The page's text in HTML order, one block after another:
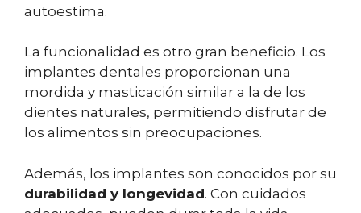
autoestima.
La funcionalidad es otro gran beneficio. Los
implantes dentales proporcionan una
mordida y masticación similar a la de los
dientes naturales, permitiendo disfrutar de
los alimentos sin preocupaciones.
Además, los implantes son conocidos por su
durabilidad y longevidad. Con cuidados